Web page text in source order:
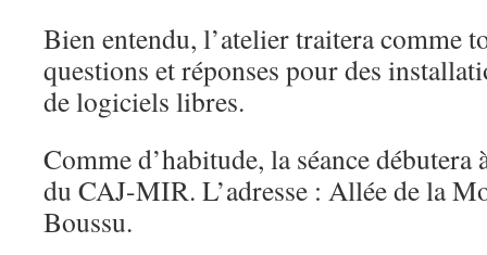
Bien entendu, l’atelier traitera comme
questions et réponses pour des
de logiciels libres.
Comme d’habitude, la séance débutera
du CAJ-MIR. L’adresse : Allée de la
Boussu.